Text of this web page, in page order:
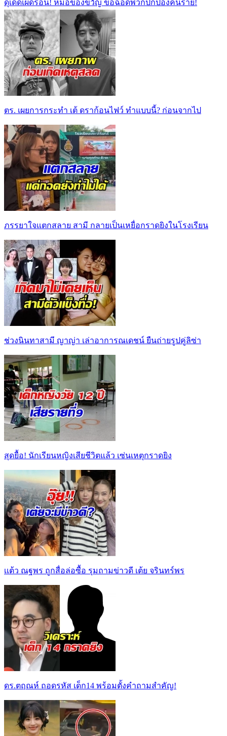
ดุเด็ดเผ็ดร้อน! หมอของขวัญ ขอฉอดพวกปกป้องคนร้าย!
ตร. เผยการกระทำ เต้ ดราก้อนไฟว์ ทำแบบนี้? ก่อนจากไป
ภรรยาใจแตกสลาย สามี กลายเป็นเหยื่อกราดยิงในโรงเรียน
ช่วงนินทาสามี ญาญ่า เล่าอาการณเดชน์ ยืนถ่ายรูปคู่ลิซ่า
สุดยื้อ! นักเรียนหญิงเสียชีวิตแล้ว เซ่นเหตุกราดยิง
เเต้ว ณฐพร ถูกสื่อล่อซื้อ รุมถามข่าวดี เต้ย จรินทร์พร
ดร.ตฤณห์ ถอดรหัส เด็ก14 พร้อมตั้งคำถามสำคัญ!